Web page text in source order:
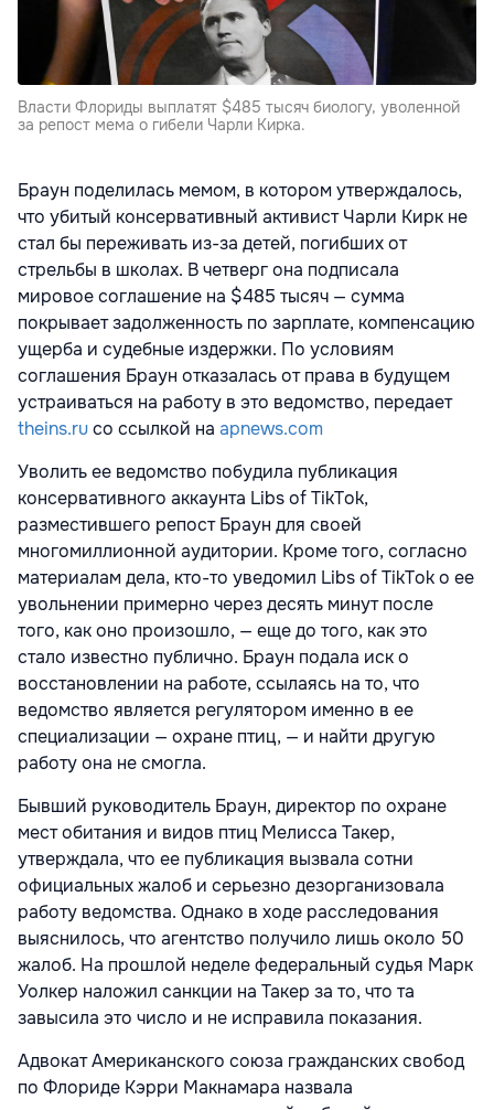
Власти Флориды выплатят $485 тысяч биологу, уволенной
за репост мема о гибели Чарли Кирка.
Браун поделилась мемом, в котором утверждалось,
что убитый консервативный активист Чарли Кирк не
стал бы переживать из-за детей, погибших от
стрельбы в школах. В четверг она подписала
мировое соглашение на $485 тысяч — сумма
покрывает задолженность по зарплате, компенсацию
ущерба и судебные издержки. По условиям
соглашения Браун отказалась от права в будущем
устраиваться на работу в это ведомство, передает
theins.ruсо ссылкой на apnews.com
Уволить ее ведомство побудила публикация
консервативного аккаунта Libs of TikTok,
разместившего репост Браун для своей
многомиллионной аудитории. Кроме того, согласно
материалам дела, кто-то уведомил Libs of TikTok о ее
увольнении примерно через десять минут после
того, как оно произошло, — еще до того, как это
стало известно публично. Браун подала иск о
восстановлении на работе, ссылаясь на то, что
ведомство является регулятором именно в ее
специализации — охране птиц, — и найти другую
работу она не смогла.
Бывший руководитель Браун, директор по охране
мест обитания и видов птиц Мелисса Такер,
утверждала, что ее публикация вызвала сотни
официальных жалоб и серьезно дезорганизовала
работу ведомства. Однако в ходе расследования
выяснилось, что агентство получило лишь около 50
жалоб. На прошлой неделе федеральный судья Марк
Уолкер наложил санкции на Такер за то, что та
завысила это число и не исправила показания.
Адвокат Американского союза гражданских свобод
по Флориде Кэрри Макнамара назвала